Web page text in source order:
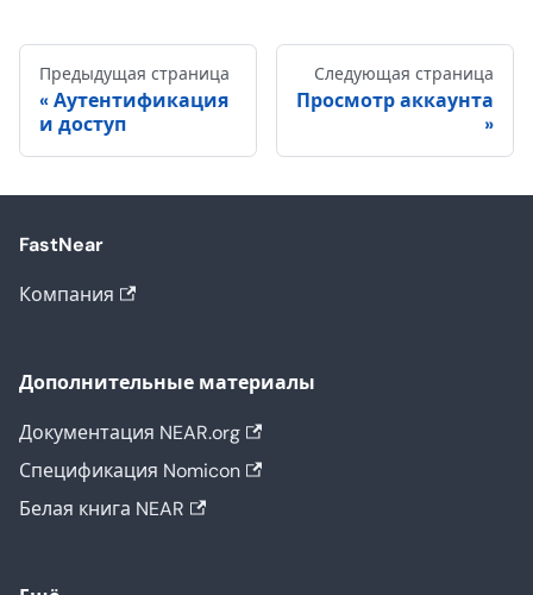
Предыдущая страница
Аутентификация
и доступ
Следующая страница
Просмотр аккаунта
FastNear
Компания
Дополнительные материалы
Документация NEAR.org
Спецификация Nomicon
Белая книга NEAR